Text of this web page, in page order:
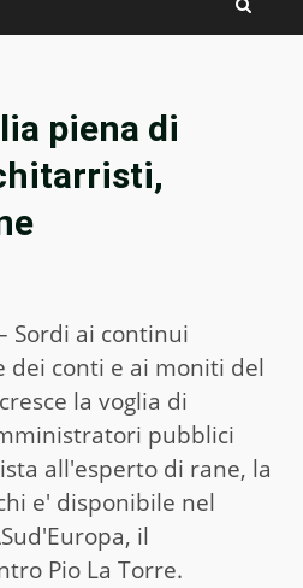
piena di
Sordi ai continui
dei conti e ai moniti del
la voglia di
pubblici
all'esperto di rane, la
e' disponibile nel
il
Pio La Torre.